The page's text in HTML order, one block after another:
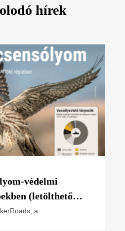
hírek
védelmi
(letölthető
a